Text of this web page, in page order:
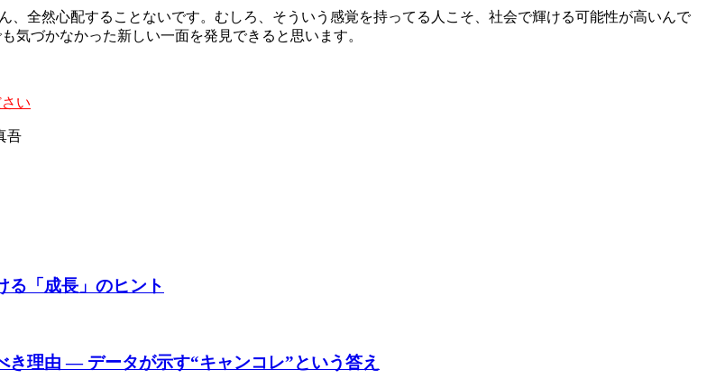
全然心配することないです。むしろ、そういう感覚を持ってる人こそ、社会で輝ける可能性が高いんで
気づかなかった新しい一面を発見できると思います。
い
吾
る「成長」のヒント
き理由 ― データが示す“キャンコレ”という答え